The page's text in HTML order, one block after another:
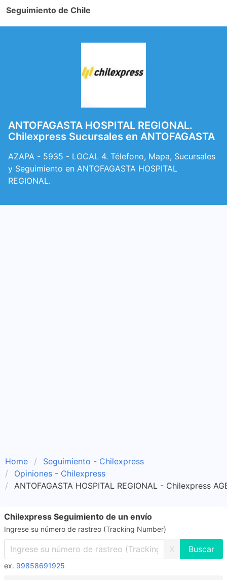
Seguimiento de Chile
ANTOFAGASTA HOSPITAL REGIONAL.
Chilexpress Sucursales en ANTOFAGASTA
AZAPA - 5935 - LOCAL 4. Télefono, Mapa, Sucursales
y Seguimiento en ANTOFAGASTA HOSPITAL
REGIONAL.
Home
Seguimiento - Chilexpress
Opiniones - Chilexpress
ANTOFAGASTA HOSPITAL REGIONAL - Chilexpress
Chilexpress Seguimiento de un envío
Ingrese su número de rastreo (Tracking Number)
X
ex. 99858691925